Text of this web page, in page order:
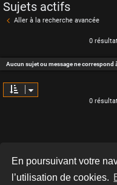
En poursuivant votre
l’utilisation de cookies.
Sujets actifs
Aller à la recherche avancée
0
Aucun sujet ou message ne correspond
0
Le forum des passionnés de Café